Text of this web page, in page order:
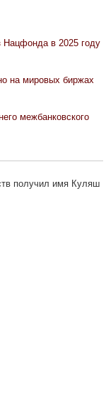
Нацфонда в 2025 году
на мировых биржах
межбанковского
получил имя Куляш